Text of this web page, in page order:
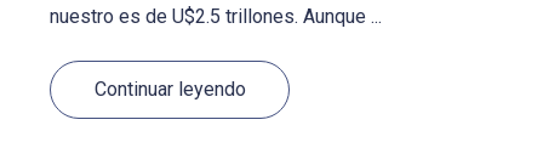
nuestro es de U$2.5 trillones. Aunque ...
Continuar leyendo